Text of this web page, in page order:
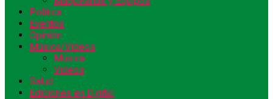
Política
Eventos
Opinión
Música/Videos
Música
Videos
Salud
Ediciones en Digital